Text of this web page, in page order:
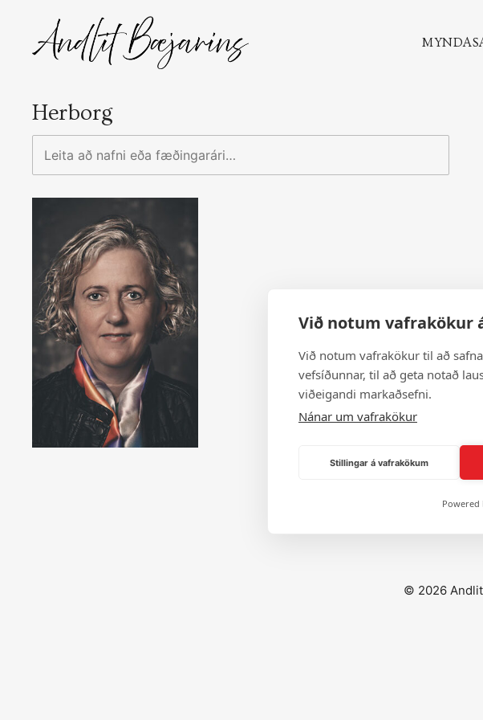
content
Herborg
að
fæðingarári…
© 2026
Við notum vafrakökur
Við notum vafrakökur til að
vefsíðunnar, til að geta notað
viðeigandi markaðsefni.
Nánar um vafrakökur
Stillingar á vafrakökum
Powered